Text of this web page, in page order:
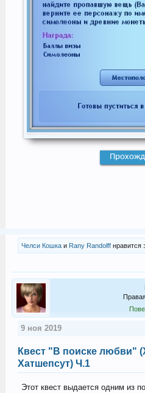
Челси Кошкаи Rany Randolffнравится
9 ноя 2019
Квест "В поиске любви"
Хатшепсут) Ч.1
Этот квест выдается одним из